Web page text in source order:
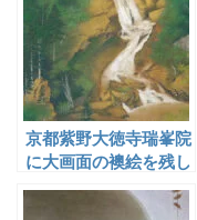
京都紫野大徳寺瑞峯院
に大画面の襖絵を残し
た野添平米